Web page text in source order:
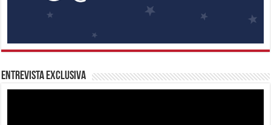
Entrevista Exclusiva